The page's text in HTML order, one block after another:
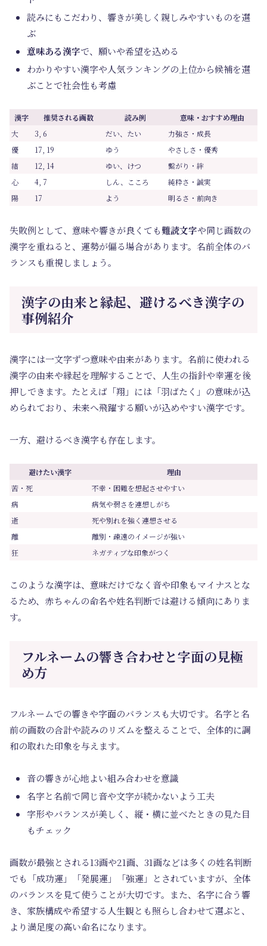
読みにもこだわり、響きが美しく親しみやすいものを選
ぶ
意味ある漢字で、願いや希望を込める
わかりやすい漢字や人気ランキングの上位から候補を選
ぶことで社会性も考慮
漢字 推奨される画数 読み例
意味・おすすめ理由
大
3, 6 だい、たい
力強さ・成長
優
17, 19 ゆう
やさしさ・優秀
結
12, 14 ゆい、けつ
繋がり・絆
心
4, 7 しん、こころ
純粋さ・誠実
陽
17 よう 明るさ・前向き
失敗例として、意味や響きが良くても難読文字や同じ画数の
漢字を重ねると、運勢が偏る場合があります。名前全体のバ
ランスも重視しましょう。
漢字の由来と縁起、避けるべき漢字の
事例紹介
漢字には一文字ずつ意味や由来があります。名前に使われる
漢字の由来や縁起を理解することで、人生の指針や幸運を後
押しできます。たとえば「翔」には「羽ばたく」の意味が込
められており、未来へ飛躍する願いが込めやすい漢字です。
一方、避けるべき漢字も存在します。
避けたい漢字
理由
苦・死
不幸・困難を想起させやすい
病
病気や弱さを連想しがち
逝
死や別れを強く連想させる
離
離別・疎遠のイメージが強い
狂
ネガティブな印象がつく
このような漢字は、意味だけでなく音や印象もマイナスとな
るため、赤ちゃんの命名や姓名判断では避ける傾向にありま
す。
フルネームの響き合わせと字面の見極
め方
フルネームでの響きや字面のバランスも大切です。名字と名
前の画数の合計や読みのリズムを整えることで、全体的に調
和の取れた印象を与えます。
音の響きが心地よい組み合わせを意識
名字と名前で同じ音や文字が続かないよう工夫
字形やバランスが美しく、縦・横に並べたときの見た目
もチェック
画数が最強とされる13画や21画、31画などは多くの姓名判断
でも「成功運」「発展運」「強運」とされていますが、全体
のバランスを見て使うことが大切です。また、名字に合う響
き、家族構成や希望する人生観とも照らし合わせて選ぶと、
より満足度の高い命名になります。